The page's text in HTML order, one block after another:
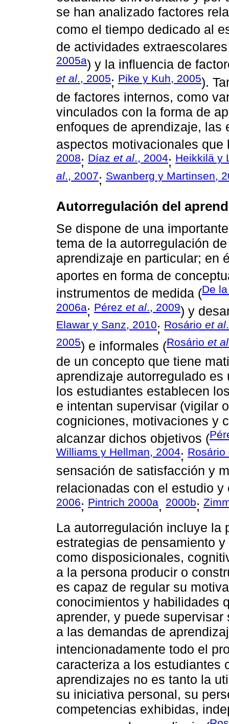
se han analizado factores
como el tiempo dedicado al
de actividades
2005a) y la influencia de
et al ., 2005; Pike y Kuh, 2005).
de factores internos, como
vinculados con la forma de
enfoques de aprendizaje, las
aspectos motivacionales que
2008; Díaz et al., 2004; Heikkilä y
al ., 2007; Swanberg y Martinsen,
Autorregulación del
Se dispone de una
tema de la autorregulación
aprendizaje en particular; en
aportes en forma de
instrumentos de medida (De
2006a; Pérez et al., 2009) y
Elawar y Sanz, 2010; Rosário et al
2005) e informales (Rosário et al
de un concepto que tiene
aprendizaje autorregulado
los estudiantes establecen
e intentan supervisar (vigilar
cogniciones, motivaciones y
alcanzar dichos objetivos (
Williams y Hellman, 2004; Rosário
sensación de satisfacción y
relacionadas con el estudio y
2006; Pintrich 2000a, 2000b;
La autorregulación incluye la
estrategias de pensamiento
como disposicionales,
a la persona producir o
es capaz de regular su
conocimientos y habilidades
aprender, y puede
a las demandas de
intencionadamente todo el
caracteriza a los estudiantes
aprendizajes no es tanto la
su iniciativa personal, su
competencias exhibidas,